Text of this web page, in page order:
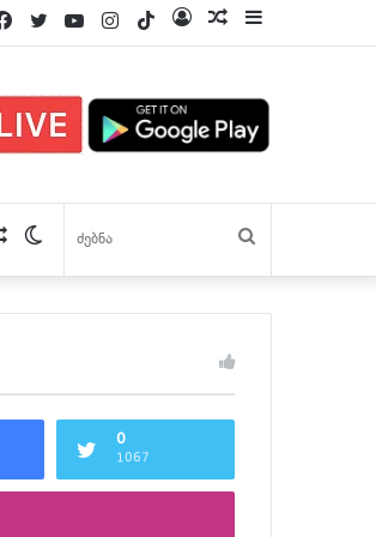
Sidebar
პოსტები
Log
TikTok
Instagram
YouTube
Twitter
Facebook
ძებნა
Switch
skin
პოსტები
0
1067